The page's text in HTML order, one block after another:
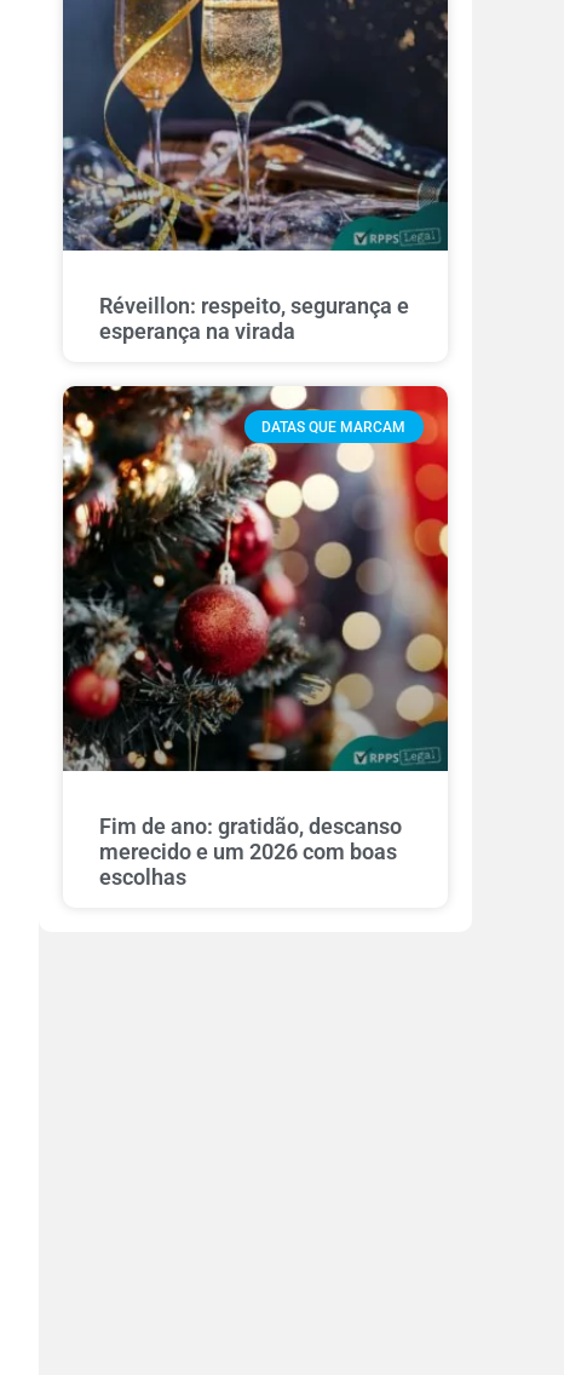
Réveillon: respeito, segurança e
esperança na virada
DATAS QUE MARCAM
Fim de ano: gratidão, descanso
merecido e um 2026 com boas
escolhas